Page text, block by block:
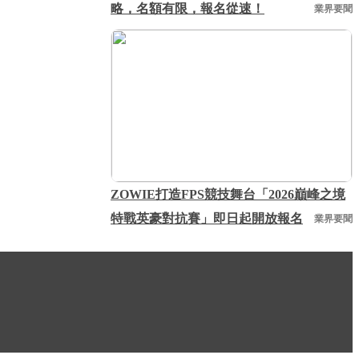
略，名額有限，報名從速！
業界要聞
ZOWIE打造FPS競技舞台「2026巔峰之境
特戰英豪對抗賽」即日起開放報名
業界要聞